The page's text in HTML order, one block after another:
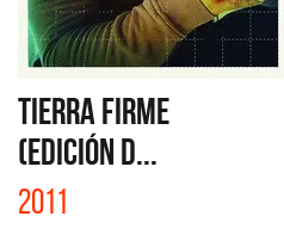
TIERRA FIRME
(EDICIÓN D...
2011